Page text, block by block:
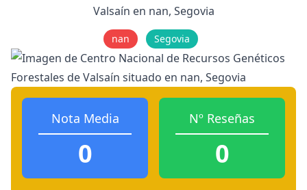
Valsaín en nan, Segovia
nan Segovia
Nota Media
0
Nº Reseñas
0